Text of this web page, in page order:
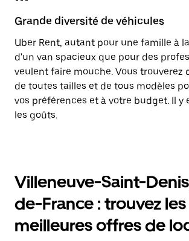
Grande diversité de véhicules
Uber Rent, autant pour une famille à
d'un van spacieux que pour des
veulent faire mouche. Vous trouverez
de toutes tailles et de tous modèles
vos préférences et à votre budget. Il y
les goûts.
Villeneuve-Saint-
de-France : trouvez les
meilleures offres de